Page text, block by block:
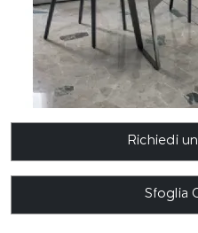
Richiedi
Sfoglia